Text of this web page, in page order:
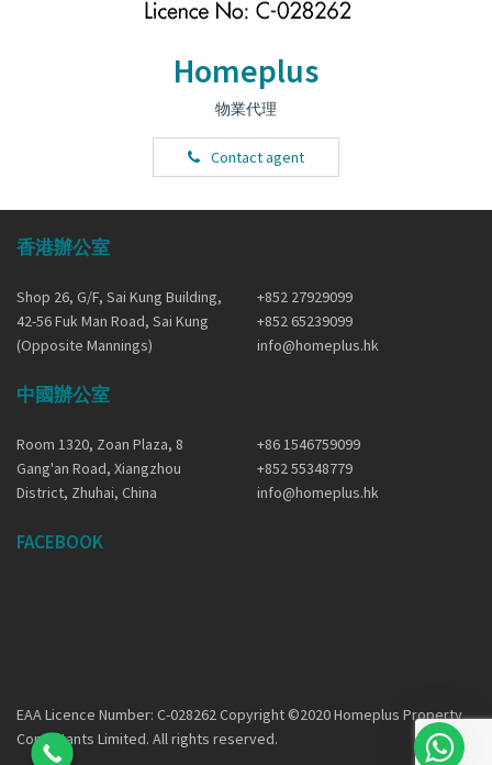
Homeplus
物業代理
Contact agent
香港辦公室
Shop 26, G/F, Sai Kung Building,
42-56 Fuk Man Road, Sai Kung
(Opposite Mannings)
+852 27929099
+852 65239099
info@homeplus.hk
中國辦公室
Room 1320, Zoan Plaza, 8
Gang'an Road, Xiangzhou
District, Zhuhai, China
+86 1546759099
+852 55348779
info@homeplus.hk
FACEBOOK
EAA Licence Number: C-028262 Copyright ©2020 Homeplus Property
Consultants Limited. All rights reserved.